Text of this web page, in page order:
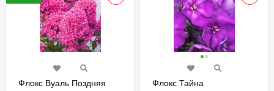
Флокс Вуаль Поздняя Флокс Тайна